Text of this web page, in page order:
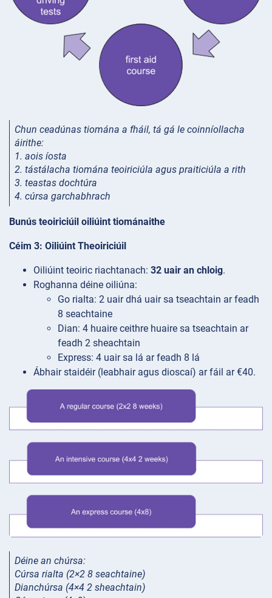
Chun ceadúnas tiomána a fháil, tá gá le coinníollacha
áirithe:
1. aois íosta
2. tástálacha tiomána teoiriciúla agus praiticiúla a rith
3. teastas dochtúra
4. cúrsa garchabhrach
Bunús teoiriciúil oiliúint tiománaithe
Céim 3: Oiliúint Theoiriciúil
Oiliúint teoiric riachtanach: 32 uair an chloig.
Roghanna déine oiliúna:
Go rialta: 2 uair dhá uair sa tseachtain ar feadh
8 seachtaine
Dian: 4 huaire ceithre huaire sa tseachtain ar
feadh 2 sheachtain
Express: 4 uair sa lá ar feadh 8 lá
Ábhair staidéir (leabhair agus dioscaí) ar fáil ar €40.
Déine an chúrsa:
Cúrsa rialta (2×2 8 seachtaine)
Dianchúrsa (4×4 2 sheachtain)